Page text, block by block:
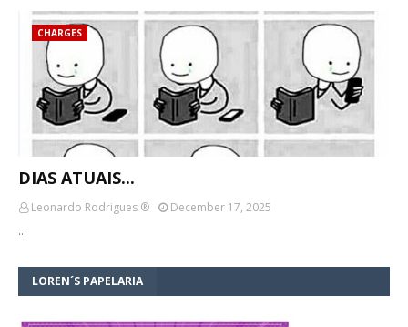
CHARGES
DIAS ATUAIS...
Leonardo Rodrigues ®
December 17, 2025
…
LOREN´S PAPELARIA